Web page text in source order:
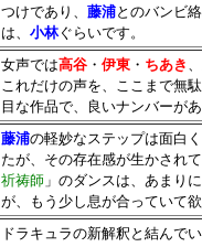
つけであり、 藤浦とのバンビ
は、 小林ぐらいです。
女声では高谷 ・ 伊東 ・ ちあき
これだけの声を、ここまで無
目な作品で、良いナンバーが
藤浦の軽妙なステップは面白
たが、その存在感が生かされ
祈祷師 」のダンスは、あまり
が、もう少し息が合っていて欲
ドラキュラの新解釈と結んで